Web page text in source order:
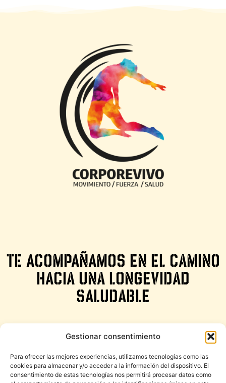
Gestionar consentimiento
Para ofrecer las mejores experiencias, utilizamos tecnologías como las
cookies para almacenar y/o acceder a la información del dispositivo. El
consentimiento de estas tecnologías nos permitirá procesar datos como
Te acompañamos en EL camino
HACIA UNA longevidad
saludable
Zirkuito ibilbidea, 12. 20160 Lasarte - Oria